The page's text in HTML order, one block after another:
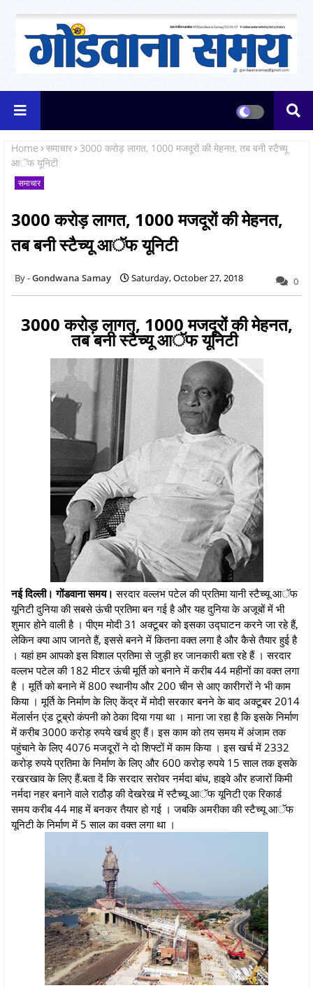
Home समाचार
3000 करोड़ लागत, 1000 मजदूरों की मेहनत, तब बनी स्टैच्यू
आॅफ यूनिटी
समाचार
3000 करोड़ लागत, 1000 मजदूरों की मेहनत,
तब बनी स्टैच्यू आॅफ यूनिटी
Gondwana Samay Saturday, October 27, 2018 0
3000 करोड़ लागत, 1000 मजदूरों की मेहनत,
तब बनी स्टैच्यू आॅफ यूनिटी
नई दिल्ली। गोंडवाना समय। सरदार वल्लभ पटेल की प्रतिमा यानी स्टैच्यू आॅफ
यूनिटी दुनिया की सबसे ऊंची प्रतिमा बन गई है और यह दुनिया के अजूबों में भी
शुमार होने वाली है । पीएम मोदी 31 अक्टूबर को इसका उद्घाटन करने जा रहे हैं,
लेकिन क्या आप जानते हैं, इससे बनने में कितना वक्त लगा है और कैसे तैयार हुई है
। यहां हम आपको इस विशाल प्रतिमा से जुड़ी हर जानकारी बता रहे हैं । सरदार
वल्लभ पटेल की 182 मीटर ऊंची मूर्ति को बनाने में करीब 44 महीनों का वक्त लगा
है । मूर्ति को बनाने में 800 स्थानीय और 200 चीन से आए कारीगरों ने भी काम
किया । मूर्ति के निर्माण के लिए केंद्र में मोदी सरकार बनने के बाद अक्टूबर 2014
मेंलार्सन एंड टूब्रो कंपनी को ठेका दिया गया था । माना जा रहा है कि इसके निर्माण
में करीब 3000 करोड़ रुपये खर्च हुए हैं। इस काम को तय समय में अंजाम तक
पहुंचाने के लिए 4076 मजदूरों ने दो शिफ्टों में काम किया । इस खर्च में 2332
करोड़ रुपये प्रतिमा के निर्माण के लिए और 600 करोड़ रुपये 15 साल तक इसके
रखरखाव के लिए हैं.बता दें कि सरदार सरोवर नर्मदा बांध, हाइवे और हजारों किमी
नर्मदा नहर बनाने वाले राठौड़ की देखरेख में स्टैच्यू आॅफ यूनिटी एक रिकार्ड
समय करीब 44 माह में बनकर तैयार हो गई । जबकि अमरीका की स्टैच्यू आॅफ
यूनिटी के निर्माण में 5 साल का वक्त लगा था ।